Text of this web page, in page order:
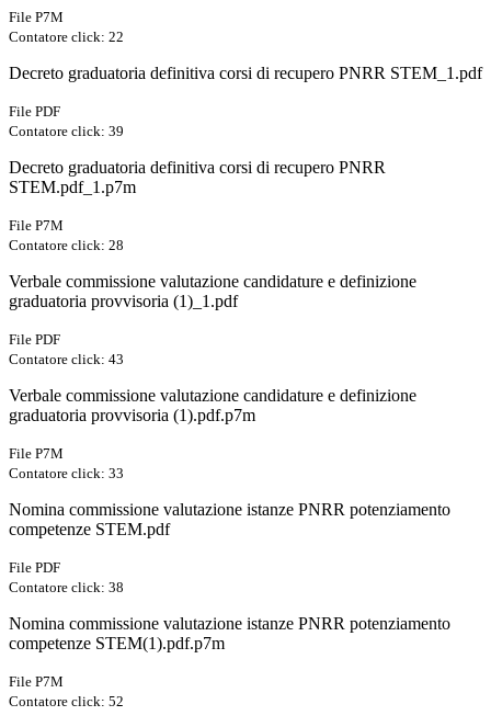
File P7M
Contatore click: 22
Decreto graduatoria definitiva corsi di recupero PNRR STEM_1.pdf
File PDF
Contatore click: 39
Decreto graduatoria definitiva corsi di recupero PNRR
STEM.pdf_1.p7m
File P7M
Contatore click: 28
Verbale commissione valutazione candidature e definizione
graduatoria provvisoria (1)_1.pdf
File PDF
Contatore click: 43
Verbale commissione valutazione candidature e definizione
graduatoria provvisoria (1).pdf.p7m
File P7M
Contatore click: 33
Nomina commissione valutazione istanze PNRR potenziamento
competenze STEM.pdf
File PDF
Contatore click: 38
Nomina commissione valutazione istanze PNRR potenziamento
competenze STEM(1).pdf.p7m
File P7M
Contatore click: 52